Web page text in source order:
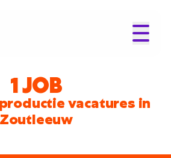
1 JOB
vacatures in
Zoutleeuw